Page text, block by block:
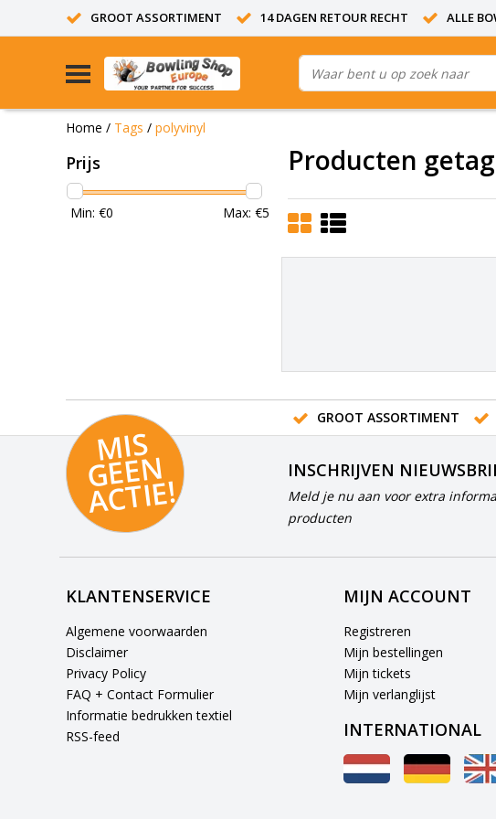
GROOT ASSORTIMENT 14 DAGEN RETOUR RECHT ALLE
Home / Tags / polyvinyl
Prijs
Min: €0 Max: €5
Producten
GROOT ASSORTIMENT
MI
S
G
E
E
N
A
C
TI
E!
INSCHRIJVEN
Meld je nu aan voor extra
producten
KLANTENSERVICE
Algemene voorwaarden
Disclaimer
Privacy Policy
FAQ + Contact Formulier
Informatie bedrukken textiel
RSS-feed
MIJN ACCOUNT
Registreren
Mijn bestellingen
Mijn tickets
Mijn verlanglijst
INTERNATIONAL